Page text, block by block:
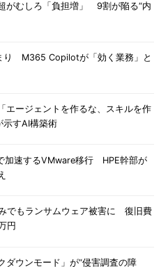
がむしろ「負担増」 9割が陥る“内
り M365 Copilotが「効く業務」と
エージェントを作るな、スキルを作
すAI構築術
加速するVMware移行 HPE幹部が
でもランサムウェア被害に 復旧費
円
ダウンモード」が“侵害調査の障